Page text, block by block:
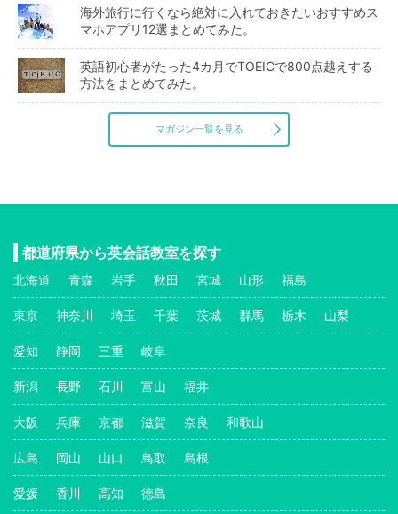
海外旅行に行くなら絶対に入れておきたいおすすめス
マホアプリ12選まとめてみた。
英語初心者がたった4カ月でTOEICで800点越えする
方法をまとめてみた。
マガジン一覧を見る
都道府県から英会話教室を探す
北海道 青森 岩手 秋田 宮城 山形 福島
東京 神奈川 埼玉 千葉 茨城 群馬 栃木 山梨
愛知 静岡 三重 岐阜
新潟 長野 石川 富山 福井
大阪 兵庫 京都 滋賀 奈良 和歌山
広島 岡山 山口 鳥取 島根
愛媛 香川 高知 徳島